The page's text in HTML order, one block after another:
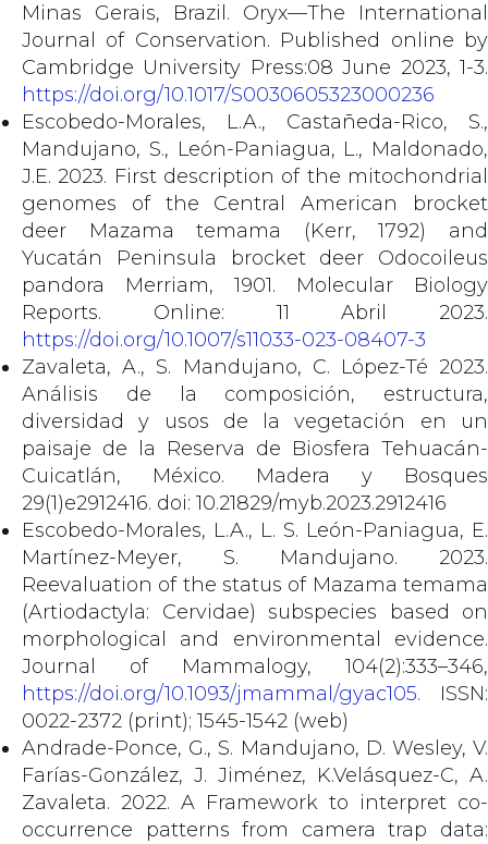
Minas Gerais, Brazil. Oryx—The International
Journal of Conservation. Published online by
Cambridge University Press:08 June 2023, 1-3.
https://doi.org/10.1017/S0030605323000236
Escobedo-Morales, L.A., Castañeda-Rico, S.,
Mandujano, S., León-Paniagua, L., Maldonado,
J.E. 2023. First description of the mitochondrial
genomes of the Central American brocket
deer Mazama temama (Kerr, 1792) and
Yucatán Peninsula brocket deer Odocoileus
pandora Merriam, 1901. Molecular Biology
Reports. Online: 11 Abril 2023.
https://doi.org/10.1007/s11033-023-08407-3
Zavaleta, A., S. Mandujano, C. López-Té 2023.
Análisis de la composición, estructura,
diversidad y usos de la vegetación en un
paisaje de la Reserva de Biosfera Tehuacán-
Cuicatlán, México. Madera y Bosques
29(1)e2912416. doi: 10.21829/myb.2023.2912416
Escobedo-Morales, L.A., L. S. León-Paniagua, E.
Martínez-Meyer, S. Mandujano. 2023.
Reevaluation of the status of Mazama temama
(Artiodactyla: Cervidae) subspecies based on
morphological and environmental evidence.
Journal of Mammalogy, 104(2):333–346,
https://doi.org/10.1093/jmammal/gyac105. ISSN:
0022-2372 (print); 1545-1542 (web)
Andrade-Ponce, G., S. Mandujano, D. Wesley, V.
Farías-González, J. Jiménez, K.Velásquez-C, A.
Zavaleta. 2022. A Framework to interpret co-
occurrence patterns from camera trap data: